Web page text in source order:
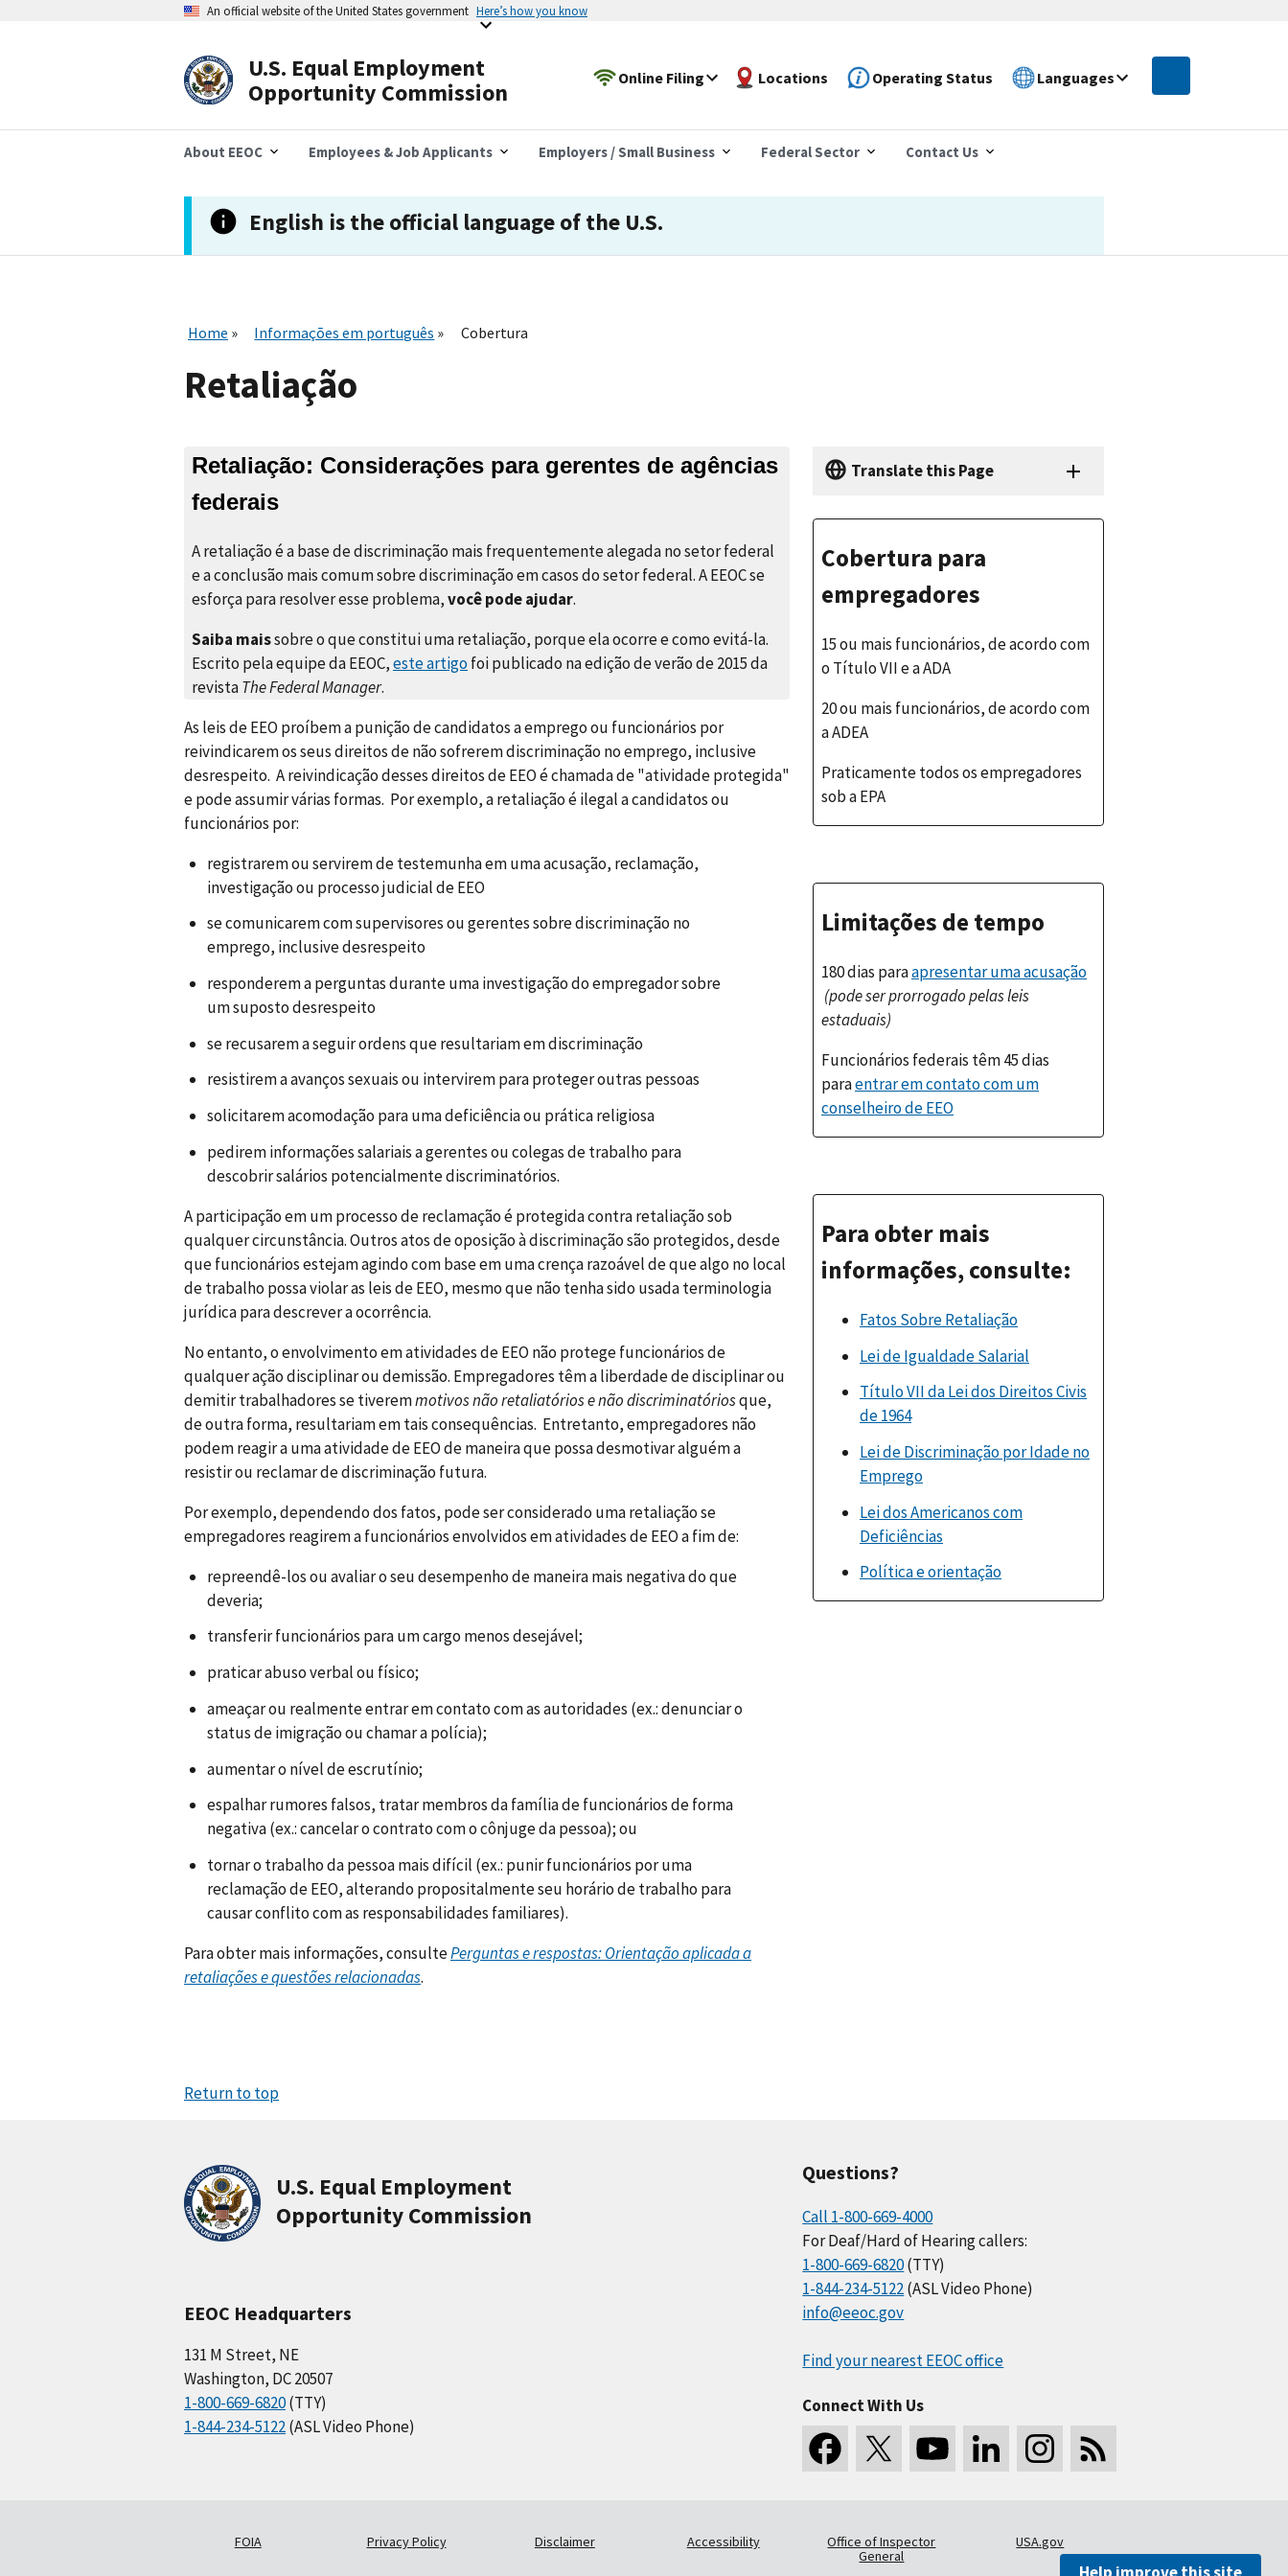
An official website of the United States government Here’s how you know
U.S. Equal Employment
Opportunity Commission
Online Filing Locations Operating Status Languages
About EEOC Employees & Job Applicants Employers / Small Business Federal Sector Contact Us
English is the official language of the U.S.
Home Informações em português Cobertura
Retaliação
Retaliação: Considerações para gerentes de agências
federais
A retaliação é a base de discriminação mais frequentemente alegada no setor federal
e a conclusão mais comum sobre discriminação em casos do setor federal. A EEOC se
esforça para resolver esse problema,você pode ajudar.
Saiba maissobre o que constitui uma retaliação, porque ela ocorre e como evitá-la.
Escrito pela equipe da EEOC,este artigofoi publicado na edição de verão de 2015 da
revistaThe Federal Manager.
As leis de EEO proíbem a punição de candidatos a emprego ou funcionários por
reivindicarem os seus direitos de não sofrerem discriminação no emprego, inclusive
desrespeito. A reivindicação desses direitos de EEO é chamada de "atividade protegida"
e pode assumir várias formas. Por exemplo, a retaliação é ilegal a candidatos ou
funcionários por:
registrarem ou servirem de testemunha em uma acusação, reclamação,
investigação ou processo judicial de EEO
se comunicarem com supervisores ou gerentes sobre discriminação no
emprego, inclusive desrespeito
responderem a perguntas durante uma investigação do empregador sobre
um suposto desrespeito
se recusarem a seguir ordens que resultariam em discriminação
resistirem a avanços sexuais ou intervirem para proteger outras pessoas
solicitarem acomodação para uma deficiência ou prática religiosa
pedirem informações salariais a gerentes ou colegas de trabalho para
descobrir salários potencialmente discriminatórios.
A participação em um processo de reclamação é protegida contra retaliação sob
qualquer circunstância. Outros atos de oposição à discriminação são protegidos, desde
que funcionários estejam agindo com base em uma crença razoável de que algo no local
de trabalho possa violar as leis de EEO, mesmo que não tenha sido usada terminologia
jurídica para descrever a ocorrência.
No entanto, o envolvimento em atividades de EEO não protege funcionários de
qualquer ação disciplinar ou demissão. Empregadores têm a liberdade de disciplinar ou
demitir trabalhadores se tiveremmotivos não retaliatórios e não discriminatóriosque,
de outra forma, resultariam em tais consequências. Entretanto, empregadores não
podem reagir a uma atividade de EEO de maneira que possa desmotivar alguém a
resistir ou reclamar de discriminação futura.
Por exemplo, dependendo dos fatos, pode ser considerado uma retaliação se
empregadores reagirem a funcionários envolvidos em atividades de EEO a fim de:
repreendê-los ou avaliar o seu desempenho de maneira mais negativa do que
deveria;
transferir funcionários para um cargo menos desejável;
praticar abuso verbal ou físico;
ameaçar ou realmente entrar em contato com as autoridades (ex.: denunciar o
status de imigração ou chamar a polícia);
aumentar o nível de escrutínio;
espalhar rumores falsos, tratar membros da família de funcionários de forma
negativa (ex.: cancelar o contrato com o cônjuge da pessoa); ou
tornar o trabalho da pessoa mais difícil (ex.: punir funcionários por uma
reclamação de EEO, alterando propositalmente seu horário de trabalho para
causar conflito com as responsabilidades familiares).
Para obter mais informações, consultePerguntas e respostas: Orientação aplicada a
retaliações e questões relacionadas.
Translate this Page
Cobertura para
empregadores
15 ou mais funcionários, de acordo com
o Título VII e a ADA
20 ou mais funcionários, de acordo com
a ADEA
Praticamente todos os empregadores
sob a EPA
Limitações de tempo
180 dias paraapresentar uma acusação
(pode ser prorrogado pelas leis
estaduais)
Funcionários federais têm 45 dias
paraentrar em contato com um
conselheiro de EEO
Para obter mais
informações, consulte:
Fatos Sobre Retaliação
Lei de Igualdade Salarial
Título VII da Lei dos Direitos Civis
de 1964
Lei de Discriminação por Idade no
Emprego
Lei dos Americanos com
Deficiências
Política e orientação
Return to top
U.S. Equal Employment
Opportunity Commission
EEOC Headquarters
131 M Street, NE
Washington, DC 20507
1-800-669-6820(TTY)
1-844-234-5122(ASL Video Phone)
Questions?
Call 1-800-669-4000
For Deaf/Hard of Hearing callers:
1-800-669-6820(TTY)
1-844-234-5122(ASL Video Phone)
info@eeoc.gov
Find your nearest EEOC office
Connect With Us
FOIA Privacy Policy Disclaimer Accessibility
Office of Inspector
General
USA.gov